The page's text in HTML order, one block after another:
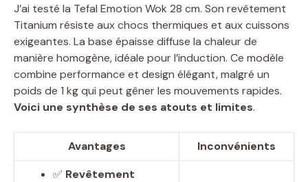
J’ai testé la Tefal Emotion Wok 28 cm. Son revêtement
Titanium résiste aux chocs thermiques et aux cuissons
exigeantes. La base épaisse diffuse la chaleur de
manière homogène, idéale pour l’induction. Ce modèle
combine performance et design élégant, malgré un
poids de 1 kg qui peut gêner les mouvements rapides.
Voici une synthèse de ses atouts et limites.
Avantages
Inconvénients
✅ Revêtement